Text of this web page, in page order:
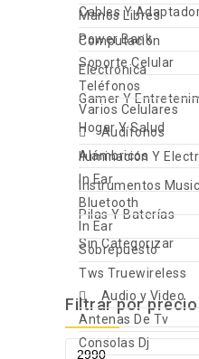
Manos Libres
Power Bank
Soporte Celular
Teléfonos
Varios Celulares
Audífonos
Alámbricos
In Ear
Bluetooth
In Ear
Sobrepuesto
Tws Truewireless
Audio y Video
Antenas De Tv
Consolas Dj
Cables Y
Computación
Electrónica
Gamer Y
Hogar Y Salud
Iluminación Y
Instrumentos
Pilas Y Baterías
Sin Categorizar
Filtrar por precio